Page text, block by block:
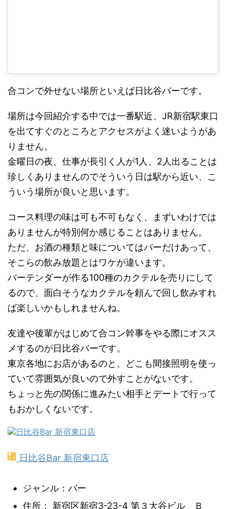
合コンで外せない場所といえば日比谷バーです。
場所は今回紹介する中では一番駅近、JR新宿駅東口
を出てすぐのところとアクセスがよく迷いようがあ
りません。
金曜日の夜、仕事が長引く人が1人、2人出ることは
珍しくありませんのでそういう日は駅から近い、こ
ういう場所が良いと思います。
コース料理の味は可も不可もなく、まずいわけでは
ありませんが特別何か感じることはありません。
ただ、お酒の種類と味についてはバーだけあって、
そこらの飲み放題とはワケが違います。
バーテンダーが作る100種のカクテルを売りにして
るので、面白そうなカクテルを頼んで回し飲みすれ
ば楽しいかもしれませんね。
友達や後輩がはじめて合コン幹事をやる際にオスス
メするのが日比谷バーです。
東京各地にお店があるのと、どこも間接照明を使っ
ていて雰囲気が良いので外すことがないです。
ちょっと先の関係に進みたい相手とデートで行って
もおかしくないです。
日比谷Bar 新宿東口店
ジャンル：バー
住所： 新宿区新宿3-23-4 第３大谷ビル Ｂ